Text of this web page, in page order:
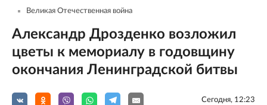
Великая Отечественная война
Александр Дрозденко возложил
цветы к мемориалу в годовщину
окончания Ленинградской битвы
Сегодня, 12:23